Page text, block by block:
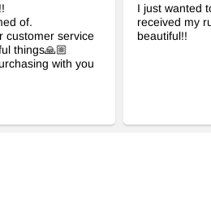
of.
customer service
things🙏🏼
with you
I just wanted
received my
beautiful!!